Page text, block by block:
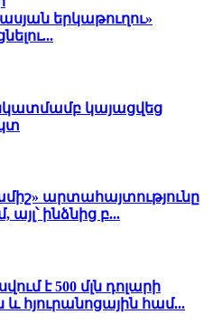
երկաթուղու»
կայացվեց
արտահայտությունը
այլ՝ ինձնից բ...
է 500 մլն դոլարի
հյուրանոցային համ...